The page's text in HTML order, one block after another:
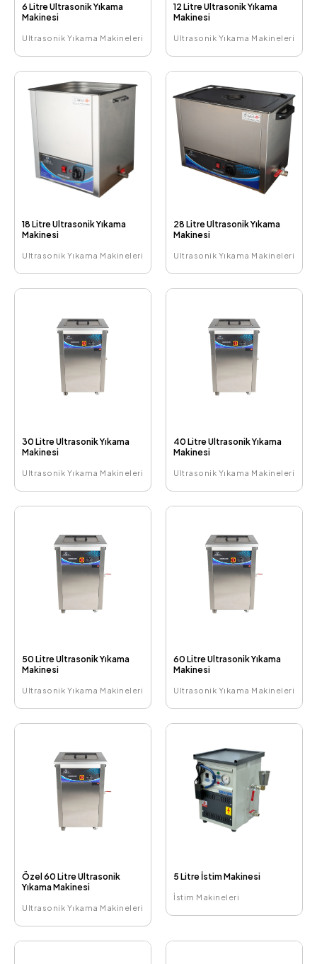
6 Litre Ultrasonik Yıkama
Makinesi
Ultrasonik Yıkama Makineleri
12 Litre Ultrasonik Yıkama
Makinesi
Ultrasonik Yıkama Makineleri
18 Litre Ultrasonik Yıkama
Makinesi
Ultrasonik Yıkama Makineleri
28 Litre Ultrasonik Yıkama
Makinesi
Ultrasonik Yıkama Makineleri
30 Litre Ultrasonik Yıkama
Makinesi
Ultrasonik Yıkama Makineleri
40 Litre Ultrasonik Yıkama
Makinesi
Ultrasonik Yıkama Makineleri
50 Litre Ultrasonik Yıkama
Makinesi
Ultrasonik Yıkama Makineleri
60 Litre Ultrasonik Yıkama
Makinesi
Ultrasonik Yıkama Makineleri
Özel 60 Litre Ultrasonik
Yıkama Makinesi
Ultrasonik Yıkama Makineleri
5 Litre İstim Makinesi
İstim Makineleri